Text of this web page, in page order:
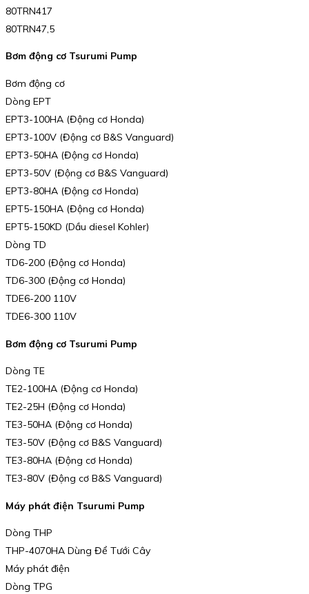
80TRN417
80TRN47,5
Bơm động cơ Tsurumi Pump
Bơm động cơ
Dòng EPT
EPT3-100HA (Động cơ Honda)
EPT3-100V (Động cơ B&S Vanguard)
EPT3-50HA (Động cơ Honda)
EPT3-50V (Động cơ B&S Vanguard)
EPT3-80HA (Động cơ Honda)
EPT5-150HA (Động cơ Honda)
EPT5-150KD (Dầu diesel Kohler)
Dòng TD
TD6-200 (Động cơ Honda)
TD6-300 (Động cơ Honda)
TDE6-200 110V
TDE6-300 110V
Bơm động cơ Tsurumi Pump
Dòng TE
TE2-100HA (Động cơ Honda)
TE2-25H (Động cơ Honda)
TE3-50HA (Động cơ Honda)
TE3-50V (Động cơ B&S Vanguard)
TE3-80HA (Động cơ Honda)
TE3-80V (Động cơ B&S Vanguard)
Máy phát điện Tsurumi Pump
Dòng THP
THP-4070HA Dùng Để Tưới Cây
Máy phát điện
Dòng TPG